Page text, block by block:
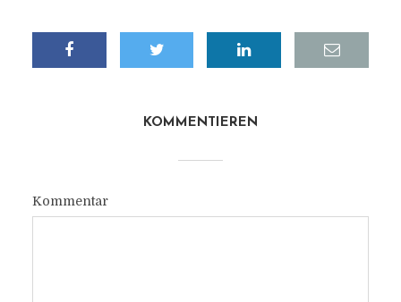
KOMMENTIEREN
Kommentar